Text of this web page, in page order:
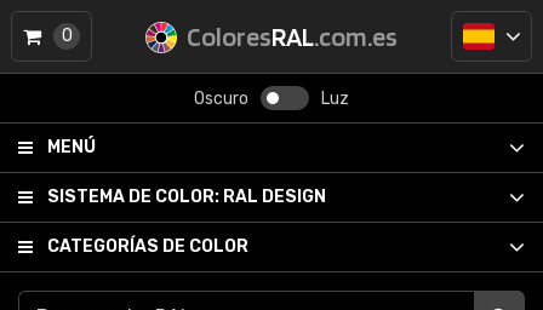
ColoresRAL.com.es
Oscuro Luz
MENÚ
SISTEMA DE COLOR: RAL DESIGN
CATEGORÍAS DE COLOR
0